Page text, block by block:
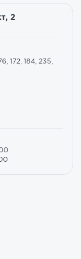
2
172, 184, 235,